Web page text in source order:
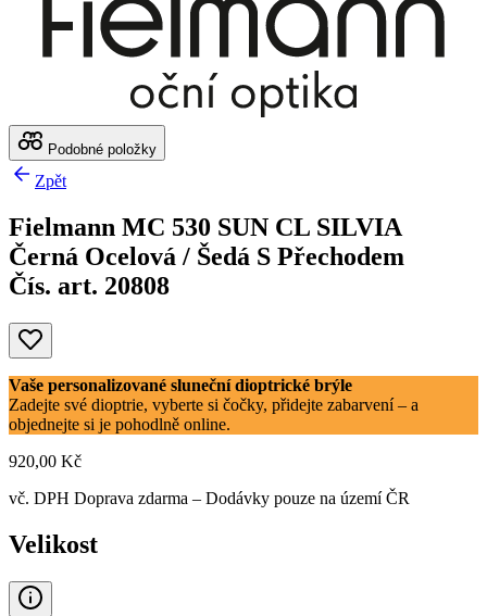
Podobné položky
Zpět
Fielmann MC 530 SUN CL SILVIA
Černá Ocelová / Šedá S Přechodem
Čís. art. 20808
Vaše personalizované sluneční dioptrické brýle
Zadejte své dioptrie, vyberte si čočky, přidejte zabarvení – a
objednejte si je pohodlně online.
920,00 Kč
vč. DPH Doprava zdarma – Dodávky pouze na území ČR
Velikost